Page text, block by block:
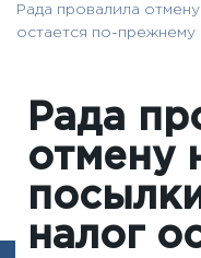
Рада провалила
остается по-прежнему
Рада
отмену
налог